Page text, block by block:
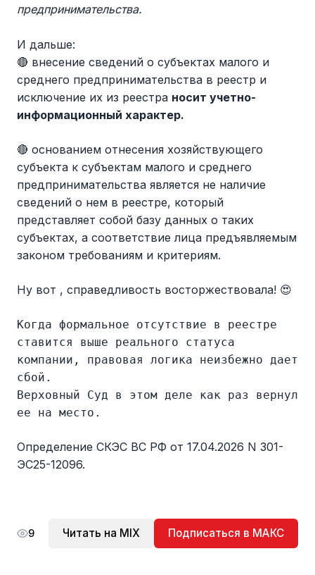
предпринимательства.
И дальше:
🔴 внесение сведений о субъектах малого и
среднего предпринимательства в реестр и
исключение их из реестра носит учетно-
информационный характер.
🔴 основанием отнесения хозяйствующего
субъекта к субъектам малого и среднего
предпринимательства является не наличие
сведений о нем в реестре, который
представляет собой базу данных о таких
субъектах, а соответствие лица предъявляемым
законом требованиям и критериям.
Ну вот , справедливость восторжествовала! 😍
Когда формальное отсутствие в реестре
ставится выше реального статуса
компании, правовая логика неизбежно дает
сбой.
Верховный Суд в этом деле как раз вернул
ее на место.
Определение СКЭС ВС РФ от 17.04.2026 N 301-
ЭС25-12096.
9 Читать на MIX Подписаться в МАКС